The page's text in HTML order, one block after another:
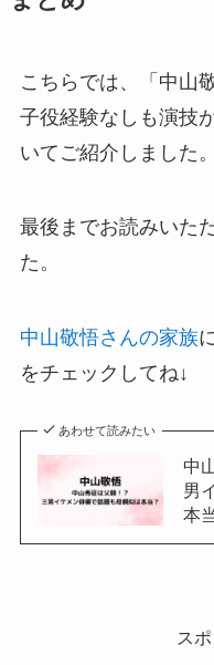
こちらでは、「中山
子役経験なしも演技
いてご紹介しました。
最後までお読みいた
た。
中山敬悟さんの家族
をチェックしてね↓
あわせて読みたい
中
男
本
ス